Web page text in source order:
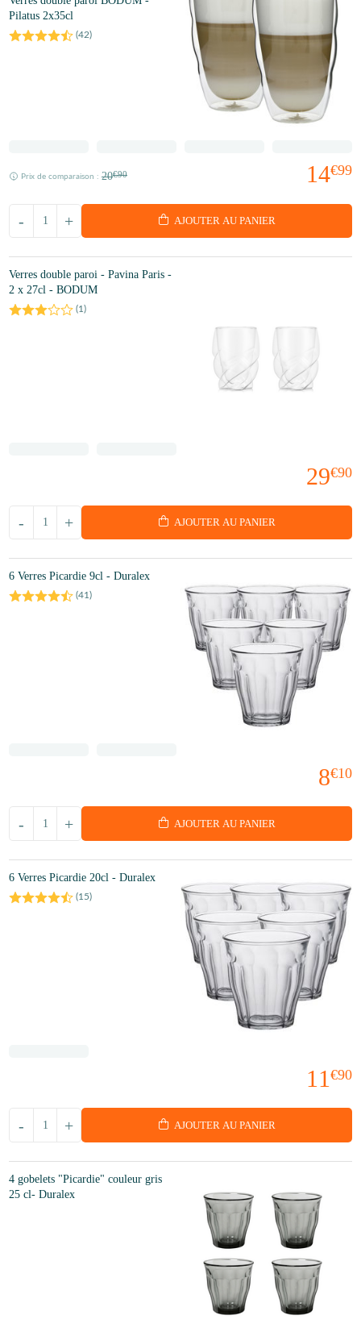
Pilatus 2x35cl
(42)
14€99
Prix de comparaison : 20€90
+
- AJOUTER AU PANIER
Verres double paroi - Pavina Paris -
2 x 27cl - BODUM
(1)
29€90
+
- AJOUTER AU PANIER
6 Verres Picardie 9cl - Duralex
(41)
8€10
+
- AJOUTER AU PANIER
6 Verres Picardie 20cl - Duralex
(15)
11 €90
+
- AJOUTER AU PANIER
4 gobelets "Picardie" couleur gris
25 cl- Duralex